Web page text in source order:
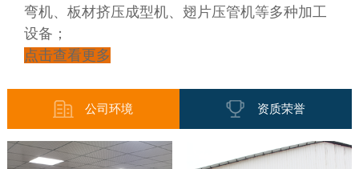
弯机、板材挤压成型机、翅片压管机等多种加工
设备；
点击查看更多
公司环境 资质荣誉